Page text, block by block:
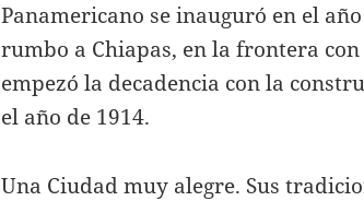
Panamericano se inauguró en el
rumbo a Chiapas, en la frontera
empezó la decadencia con la
el año de 1914.
Una Ciudad muy alegre. Sus